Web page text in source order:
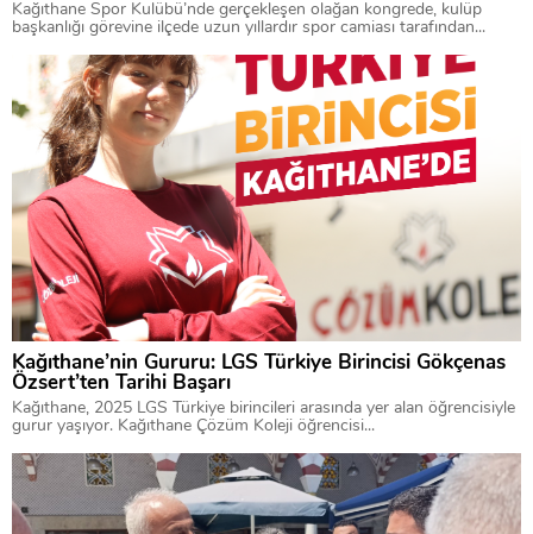
Kağıthane Spor Kulübü’nde gerçekleşen olağan kongrede, kulüp
başkanlığı görevine ilçede uzun yıllardır spor camiası tarafından...
Kağıthane’nin Gururu: LGS Türkiye Birincisi Gökçenas
Özsert’ten Tarihi Başarı
Kağıthane, 2025 LGS Türkiye birincileri arasında yer alan öğrencisiyle
gurur yaşıyor. Kağıthane Çözüm Koleji öğrencisi...